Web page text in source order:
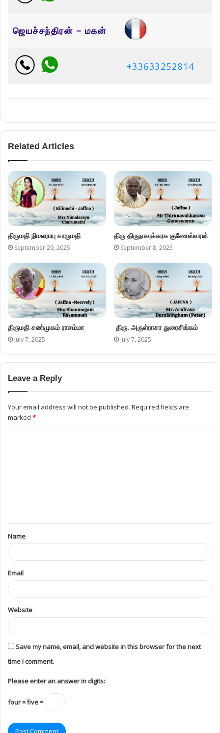
ஜெயச்சந்திரன் – மகன்
+33633252814
Related Articles
திருமதி நிமலராயு சாருமதி
September 29, 2025
திரு திருநாவுக்கரசு குணேஸ்வரன்
September 8, 2025
திருமதி சண்முகம் ராசம்மா
July 7, 2025
திரு. அருள்ராசா துரைசிங்கம்
July 7, 2025
Leave a Reply
Your email address will not be published. Required fields are
marked *
Name
Email
Website
Save my name, email, and website in this browser for the next
time I comment.
Please enter an answer in digits:
four × five =